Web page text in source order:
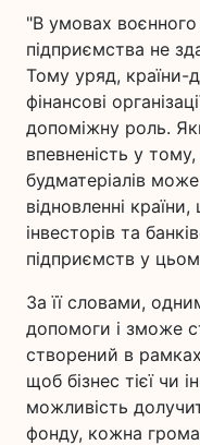
"В умовах
підприємства не
Тому уряд, країни-
фінансові
допоміжну роль.
впевненість у
будматеріалів
відновленні
інвесторів та
підприємств у
За її словами,
допомоги і зможе
створений в
щоб бізнес тієї чи
можливість
фонду, кожна